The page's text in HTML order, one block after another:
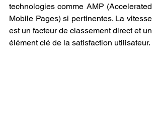
technologies comme AMP (Accelerated
Mobile Pages) si pertinentes. La vitesse
est un facteur de classement direct et un
élément clé de la satisfaction utilisateur.